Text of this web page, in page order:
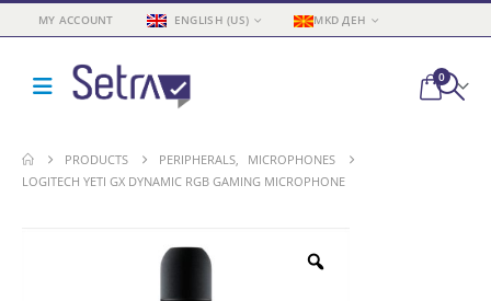
MY ACCOUNT ENGLISH (US) MKD ДЕН
0
PRODUCTS PERIPHERALS,
MICROPHONES
LOGITECH YETI GX DYNAMIC RGB GAMING MICROPHONE